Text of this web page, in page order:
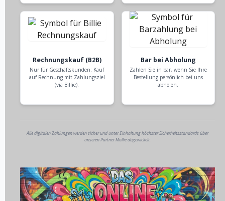
Rechnungskauf (B2B)
Nur für Geschäftskunden: Kauf
auf Rechnung mit Zahlungsziel
(via Billie).
Bar bei Abholung
Zahlen Sie in bar, wenn Sie Ihre
Bestellung persönlich bei uns
abholen.
Alle digitalen Zahlungen werden sicher und unter Einhaltung höchster Sicherheitsstandards über
unseren Partner Mollie abgewickelt.